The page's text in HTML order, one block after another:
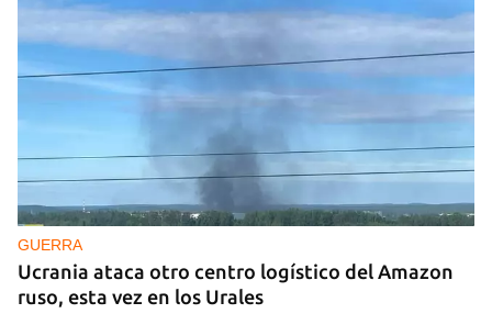
GUERRA
Ucrania ataca otro centro logístico del Amazon
ruso, esta vez en los Urales